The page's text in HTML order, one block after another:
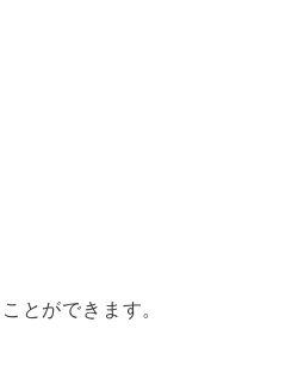
とができます。